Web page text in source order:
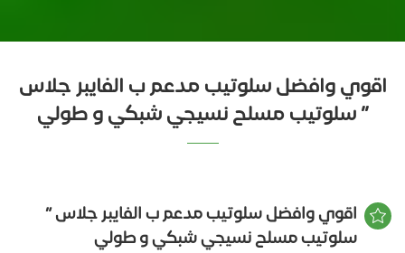
اقوي وافضل سلوتيب مدعم ب الفايبر جلاس
” سلوتيب مسلح نسيجي شبكي و طولي
اقوي وافضل سلوتيب مدعم ب الفايبر جلاس ”
سلوتيب مسلح نسيجي شبكي و طولي